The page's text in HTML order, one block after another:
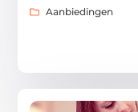
Aanbiedingen